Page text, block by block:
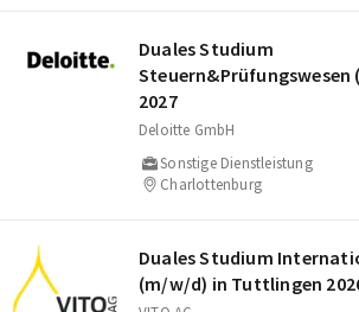
Duales Studium
Steuern&Prüfungswesen
2027
Deloitte GmbH
Sonstige Dienstleistung
Charlottenburg
Duales Studium
(m/​w/​d) in Tuttlingen